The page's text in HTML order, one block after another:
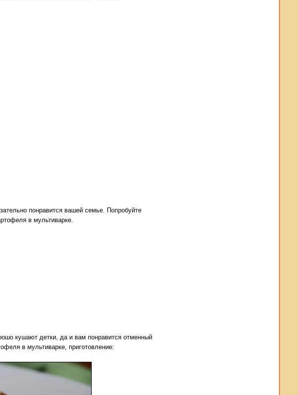
понравится вашей семье. Попробуйте
в мультиварке.
кушают детки, да и вам понравится отменный
в мультиварке, приготовление: